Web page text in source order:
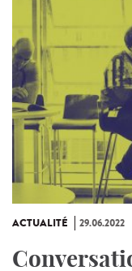
ACTUALITÉ 29.06.2022